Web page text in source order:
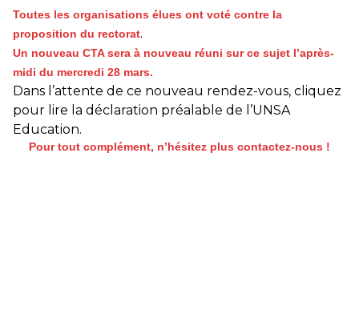
Toutes les organisations élues ont voté contre la
proposition du rectorat.
Un nouveau CTA sera à nouveau réuni sur ce sujet l’après-
midi du mercredi 28 mars.
Dans l’attente de ce nouveau rendez-vous, cliquez
pour lire la déclaration préalable de l’UNSA
Education.
Pour tout complément, n’hésitez plus contactez-nous !